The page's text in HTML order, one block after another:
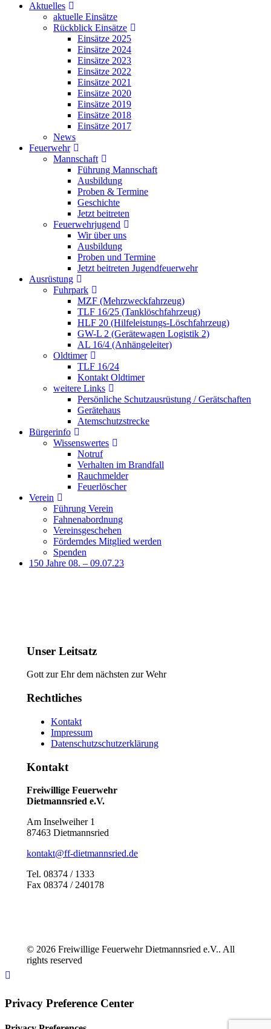
Aktuelles
aktuelle Einsätze
Rückblick Einsätze
Einsätze 2025
Einsätze 2024
Einsätze 2023
Einsätze 2022
Einsätze 2021
Einsätze 2020
Einsätze 2019
Einsätze 2018
Einsätze 2017
News
Feuerwehr
Mannschaft
Führung Mannschaft
Ausbildung
Proben & Termine
Geschichte
Jetzt beitreten
Feuerwehrjugend
Wir über uns
Ausbildung
Proben und Termine
Jetzt beitreten Jugendfeuerwehr
Ausrüstung
Fuhrpark
MZF (Mehrzweckfahrzeug)
TLF 16/25 (Tanklöschfahrzeug)
HLF 20 (Hilfeleistungs-Löschfahrzeug)
GW-L 2 (Gerätewagen Logistik 2)
AL 16/4 (Anhängeleiter)
Oldtimer
TLF 16/24
Kontakt Oldtimer
weitere Links
Persönliche Schutzausrüstung / Gerätschaften
Gerätehaus
Atemschutzstrecke
Bürgerinfo
Wissenswertes
Notruf
Verhalten im Brandfall
Rauchmelder
Feuerlöscher
Verein
Führung Verein
Fahnenabordnung
Vereinsgeschehen
Förderndes Mitglied werden
Spenden
150 Jahre 08. – 09.07.23
Unser Leitsatz
Gott zur Ehr dem nächsten zur Wehr
Rechtliches
Kontakt
Impressum
Datenschutzschutzerklärung
Kontakt
Freiwillige Feuerwehr
Dietmannsried e.V.
Am Inselweiher 1
87463 Dietmannsried
kontakt@ff-dietmannsried.de
Tel. 08374 / 1333
Fax 08374 / 240178
© 2026 Freiwillige Feuerwehr Dietmannsried e.V.. All
rights reserved
Privacy Preference Center